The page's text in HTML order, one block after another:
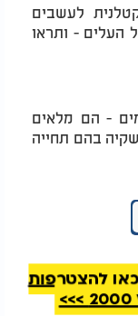
לעשבים
העלים - ותראו
- הם מלאים
בהם תחייה
ג'ינס בלוי.
להצטרפות